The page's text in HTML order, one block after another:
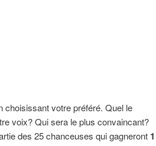
choisissant votre préféré. Quel le
voix? Qui sera le plus convaincant?
des 25 chanceuses qui gagneront 1